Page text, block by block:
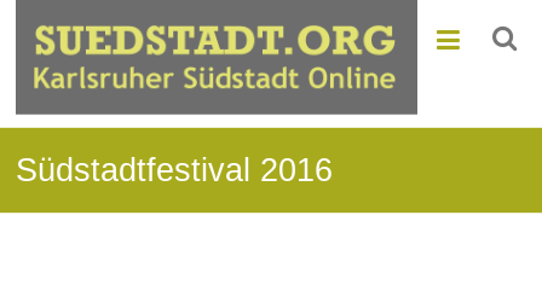
Südstadtfestival 2016